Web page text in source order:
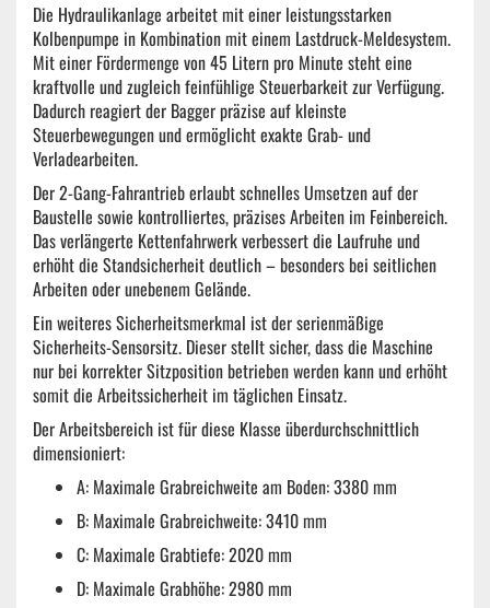
Die Hydraulikanlage arbeitet mit einer leistungsstarken
Kolbenpumpe in Kombination mit einem Lastdruck-Meldesystem.
Mit einer Fördermenge von 45 Litern pro Minute steht eine
kraftvolle und zugleich feinfühlige Steuerbarkeit zur Verfügung.
Dadurch reagiert der Bagger präzise auf kleinste
Steuerbewegungen und ermöglicht exakte Grab- und
Verladearbeiten.
Der 2-Gang-Fahrantrieb erlaubt schnelles Umsetzen auf der
Baustelle sowie kontrolliertes, präzises Arbeiten im Feinbereich.
Das verlängerte Kettenfahrwerk verbessert die Laufruhe und
erhöht die Standsicherheit deutlich – besonders bei seitlichen
Arbeiten oder unebenem Gelände.
Ein weiteres Sicherheitsmerkmal ist der serienmäßige
Sicherheits-Sensorsitz. Dieser stellt sicher, dass die Maschine
nur bei korrekter Sitzposition betrieben werden kann und erhöht
somit die Arbeitssicherheit im täglichen Einsatz.
Der Arbeitsbereich ist für diese Klasse überdurchschnittlich
dimensioniert:
A: Maximale Grabreichweite am Boden: 3380 mm
B: Maximale Grabreichweite: 3410 mm
C: Maximale Grabtiefe: 2020 mm
D: Maximale Grabhöhe: 2980 mm